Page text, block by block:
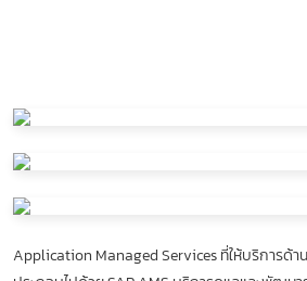
Application Managed Services ที่ให้บริการด้